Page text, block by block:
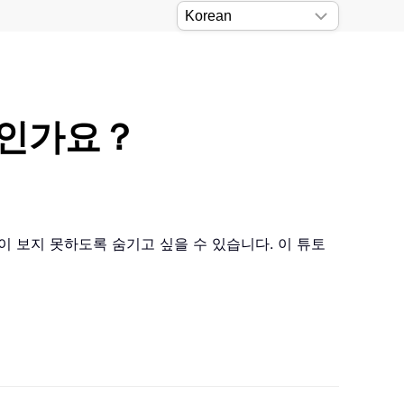
가요？
보지 못하도록 숨기고 싶을 수 있습니다. 이 튜토